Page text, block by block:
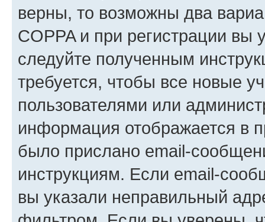
верны, то возможны два
COPPA и при регистрации вы
следуйте полученным
требуется, чтобы все новые
пользователями или
информация отображается в
было прислано email-
инструкциям. Если email-
вы указали неправильный